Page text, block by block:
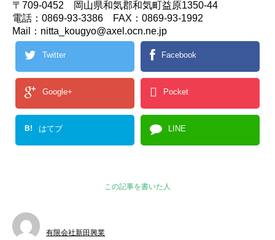
〒709-0452 岡山県和気郡和気町益原1350-44
電話：0869-93-3386 FAX：0869-93-1992
Mail：nitta_kougyo@axel.ocn.ne.jp
Twitter Facebook
Google+ Pocket
B! はてブ LINE
この記事を書いた人
有限会社新田興業